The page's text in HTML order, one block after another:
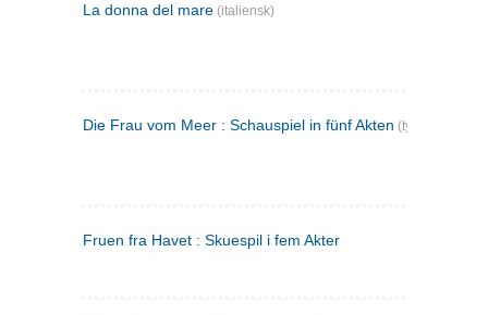
La donna del mare (italiensk)
Die Frau vom Meer : Schauspiel in fünf Akten (tysk)
Fruen fra Havet : Skuespil i fem Akter